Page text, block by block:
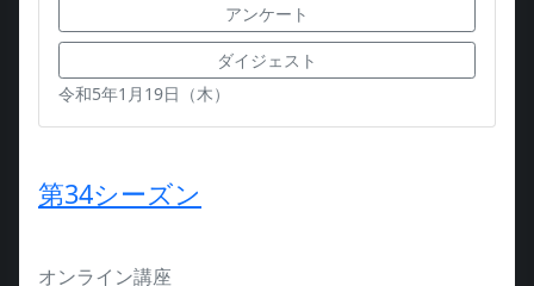
アンケート
ダイジェスト
令和5年1月19日（木）
第34シーズン
オンライン講座